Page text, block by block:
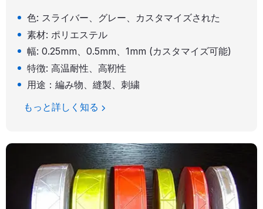
色: スライバー、グレー、カスタマイズされた
素材: ポリエステル
幅: 0.25mm、0.5mm、1mm (カスタマイズ可能)
特徴: 高温耐性、高靭性
用途：編み物、縫製、刺繍
もっと詳しく知る